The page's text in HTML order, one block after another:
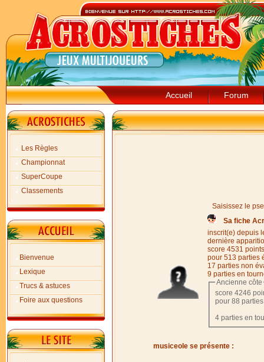
Accueil Forum
Les Règles
Championnat
SuperCoupe
Classements
Bienvenue
Lexique
Trucs & astuces
Foire aux questions
Saisissez le
Sa fiche
inscrit(e) depuis
dernière
score 4531
pour 513 parties
17 parties non
9 parties en
Ancienne côte
score 4246
pour 88
4 parties en
musiceole se présente :